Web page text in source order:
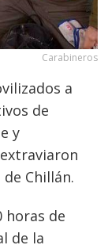
Carabineros
a
de
y
Chillán.
horas de
de la